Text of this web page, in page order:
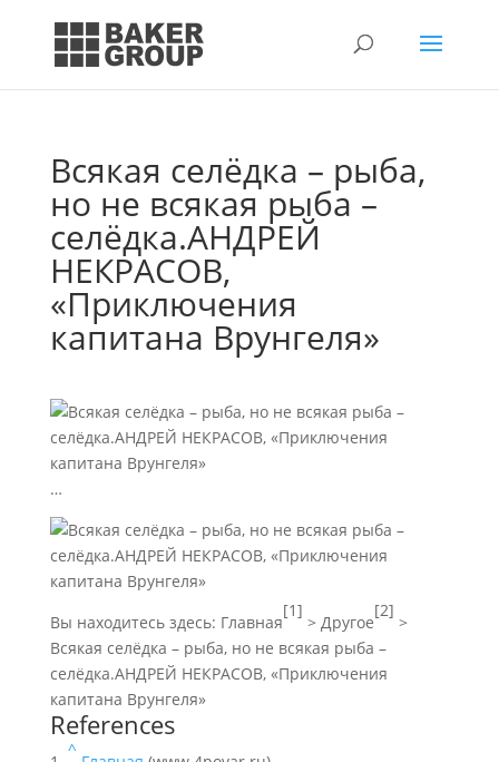
Всякая селёдка – рыба,
но не всякая рыба –
селёдка.АНДРЕЙ
НЕКРАСОВ,
«Приключения
капитана Врунгеля»
…
Вы находитесь здесь: Главная
[1]
> Другое
[2]
>
Всякая селёдка – рыба, но не всякая рыба –
селёдка.АНДРЕЙ НЕКРАСОВ, «Приключения
капитана Врунгеля»
References
^